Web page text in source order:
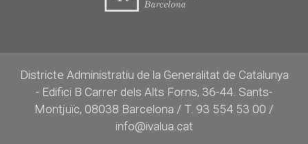
Districte Administratiu de la Generalitat de Catalunya
- Edifici B Carrer dels Alts Forns, 36-44. Sants-
Montjuïc, 08038 Barcelona / T. 93 554 53 00 /
info@ivalua.cat